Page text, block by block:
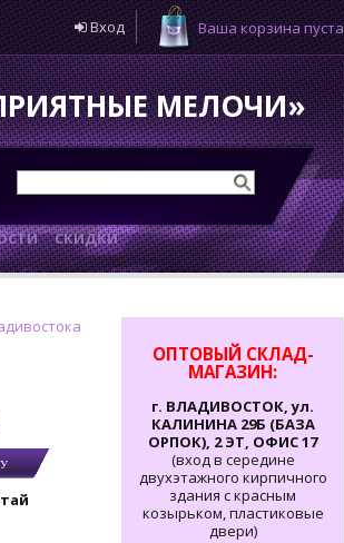
Ваша корзина пуста
Вход
МЕЛОЧИ»
СКИДКИ
ОПТОВЫЙ СКЛАД-
МАГАЗИН:
г. ВЛАДИВОСТОК, ул.
КАЛИНИНА 29Б (БАЗА
ОРПОК), 2 ЭТ, ОФИС 17
(вход в середине
двухэтажного кирпичного
здания с красным
козырьком, пластиковые
двери)